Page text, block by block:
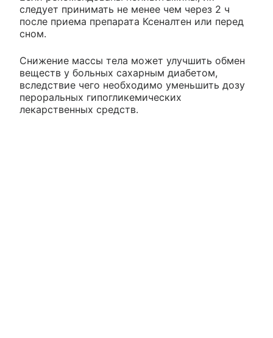
следует принимать не менее чем через 2 ч
после приема препарата Ксеналтен или перед
сном.
Снижение массы тела может улучшить обмен
веществ у больных сахарным диабетом,
вследствие чего необходимо уменьшить дозу
пероральных гипогликемических
лекарственных средств.